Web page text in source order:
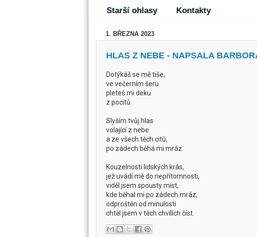
Starší ohlasy
Kontakty
1. BŘEZNA 2023
HLAS Z NEBE - NAPSALA
Dotýkáš se mě tiše,
ve večerním šeru
pleteš mi deku
z pocitů.
Slyším tvůj hlas
volající z nebe
a ze všech těch citů,
po zádech běhá mi mráz.
Kouzelnosti lidských krás,
jež uvádí mě do nepřítomnosti,
viděl jsem spousty míst,
kde běhal mi po zádech mráz,
odproštěn od minulosti
chtěl jsem v těch chvílích číst.